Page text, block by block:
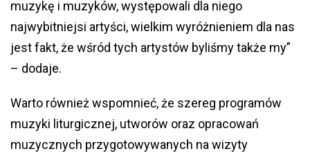
muzykę i muzyków, występowali dla niego
najwybitniejsi artyści, wielkim wyróżnieniem dla nas
jest fakt, że wśród tych artystów byliśmy także my”
– dodaje.
Warto również wspomnieć, że szereg programów
muzyki liturgicznej, utworów oraz opracowań
muzycznych przygotowywanych na wizyty